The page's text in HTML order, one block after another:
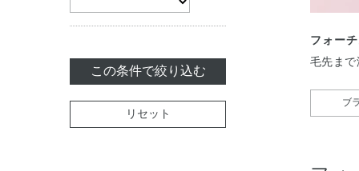
この条件で絞り込む
リセット
フォー
毛先ま
ブ